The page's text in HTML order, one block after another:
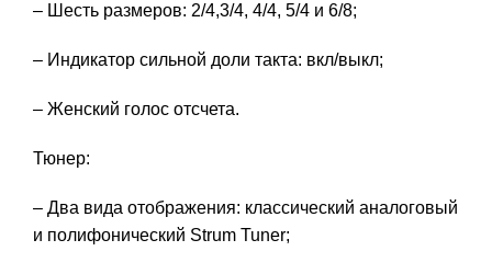
– Шесть размеров: 2/4,3/4, 4/4, 5/4 и 6/8;
– Индикатор сильной доли такта: вкл/выкл;
– Женский голос отсчета.
Тюнер:
– Два вида отображения: классический аналоговый
и полифонический Strum Tuner;